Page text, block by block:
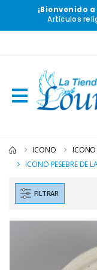
¡Bienvenido
Artículos
ICONO
ICONO
ICONO PESEBRE DE
FILTRAR